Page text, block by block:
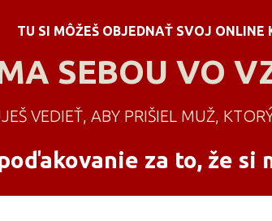
TU SI MÔŽEŠ OBJEDNAŤ SVOJ ONLINE
SEBOU VO
VEDIEŤ, ABY PRIŠIEL MUŽ,
za to, že si